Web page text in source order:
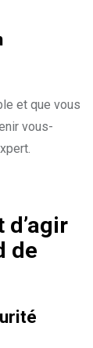
et que vous
vous-
de